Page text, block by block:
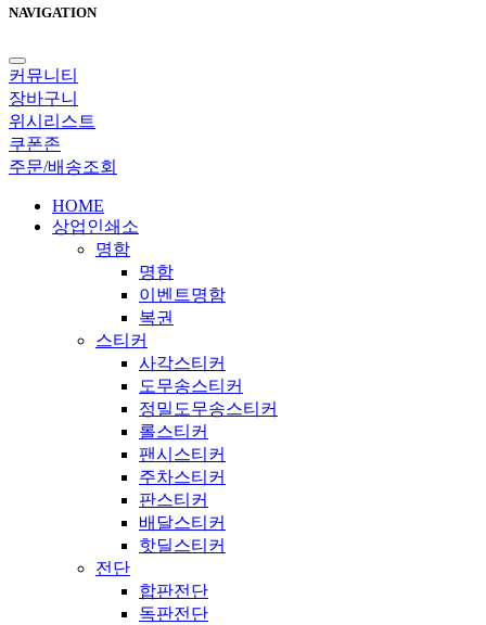
NAVIGATION
커뮤니티
장바구니
위시리스트
쿠폰존
주문/배송조회
HOME
상업인쇄소
명함
명함
이벤트명함
복권
스티커
사각스티커
도무송스티커
정밀도무송스티커
롤스티커
팬시스티커
주차스티커
판스티커
배달스티커
핫딜스티커
전단
합판전단
독판전단